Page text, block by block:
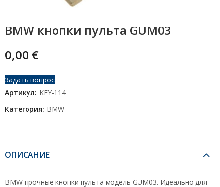
BMW кнопки пульта GUM03
0,00 €
Задать вопрос
Артикул: KEY-114
Категория: BMW
ОПИСАНИЕ
BMW прочные кнопки пульта модель GUM03. Идеально для